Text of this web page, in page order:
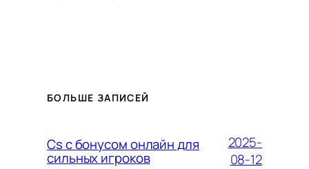
БОЛЬШЕ ЗАПИСЕЙ
Cs с бонусом онлайн для
сильных игроков
2025-
08-12